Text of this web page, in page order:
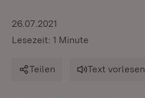
26.07.2021
Lesezeit: 1 Minute
Teilen Text vorlesen